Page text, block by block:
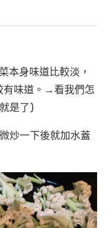
本身味道比較淡，
有味道。→看我們怎
是了)
炒一下後就加水蓋